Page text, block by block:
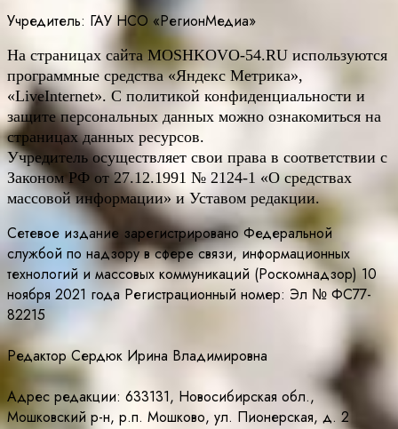
Учредитель: ГАУ НСО «РегионМедиа»
На страницах сайтаMOSHKOVO-54.RU используются
программные средства «Яндекс Метрика»,
«LiveInternet». С политикой конфиденциальности и
защите персональных данных можно ознакомиться на
страницах данных ресурсов.
Учредитель осуществляет свои права в соответствии с
Законом РФ от 27.12.1991 № 2124-1 «О средствах
массовой информации» и Уставом редакции.
Сетевое издание зарегистрировано Федеральной
службой по надзору в сфере связи, информационных
технологий и массовых коммуникаций (Роскомнадзор) 10
ноября 2021 года Регистрационный номер: Эл № ФС77-
82215
Редактор Сердюк Ирина Владимировна
Адрес редакции: 633131, Новосибирская обл.,
Мошковский р-н, р.п. Мошково, ул. Пионерская, д. 2